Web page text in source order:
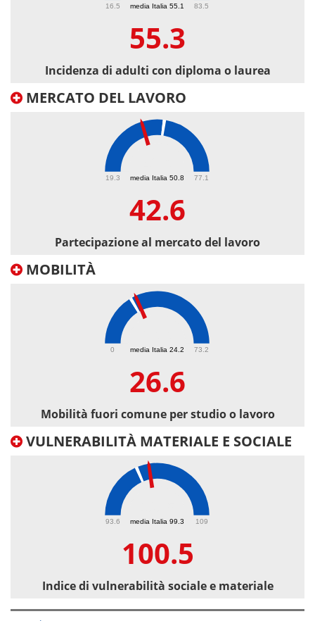
media Italia 55.1
16.5 83.5
55.3
Incidenza di adulti con diploma o laurea
MERCATO DEL LAVORO
media Italia 50.8
19.3 77.1
42.6
Partecipazione al mercato del lavoro
MOBILITÀ
media Italia 24.2
0 73.2
26.6
Mobilità fuori comune per studio o lavoro
VULNERABILITÀ MATERIALE E SOCIALE
media Italia 99.3
93.6 109
100.5
Indice di vulnerabilità sociale e materiale